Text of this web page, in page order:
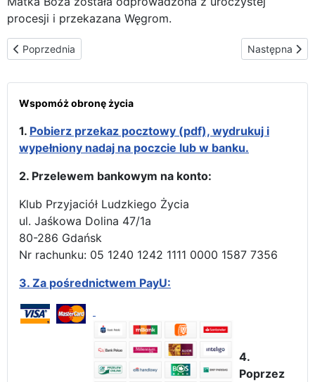
procesji i przekazana Węgrom.
Poprzednia strona: Urodziny już u Węgrów
Poprzednia Następna
Następna
Wspomóż obronę życia
1. Pobierz przekaz pocztowy (pdf), wydrukuj i
wypełniony nadaj na poczcie lub w banku.
2. Przelewem bankowym na konto:
Klub Przyjaciół Ludzkiego Życia
ul. Jaśkowa Dolina 47/1a
80-286 Gdańsk
Nr rachunku: 05 1240 1242 1111 0000 1587 7356
3. Za pośrednictwem PayU:
4.
Poprzez